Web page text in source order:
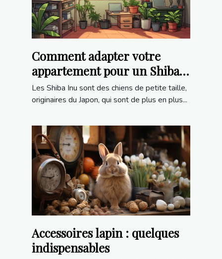
Comment adapter votre
appartement pour un Shiba
Inu
Les Shiba Inu sont des chiens de petite taille,
originaires du Japon, qui sont de plus en plus...
Accessoires lapin : quelques
indispensables